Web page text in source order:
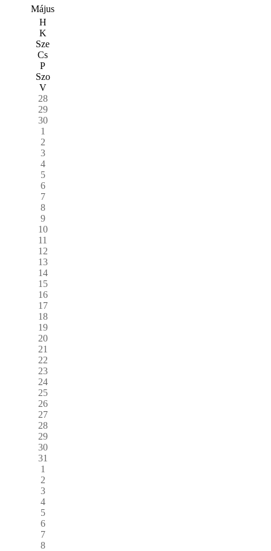
Május
H
K
Sze
Cs
P
Szo
V
28
29
30
1
2
3
4
5
6
7
8
9
10
11
12
13
14
15
16
17
18
19
20
21
22
23
24
25
26
27
28
29
30
31
1
2
3
4
5
6
7
8